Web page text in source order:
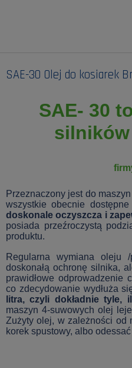
SAE-30 Olej do kosiarek
SAE- 30
Przeznaczony jest do
wszystkie obecnie
doskonale oczyszcza i
posiada przeźroczystą
produktu.
Regularna wymiana oleju
doskonałą ochronę silnika,
prawidłowe odprowadzenie
co zdecydowanie wydłuża
litra, czyli dokładnie tyle,
maszyn 4-suwowych olej
Zużyty olej, w zależności od
korek spustowy, albo